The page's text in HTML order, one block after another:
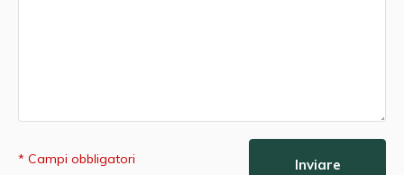
* Campi obbligatori Inviare